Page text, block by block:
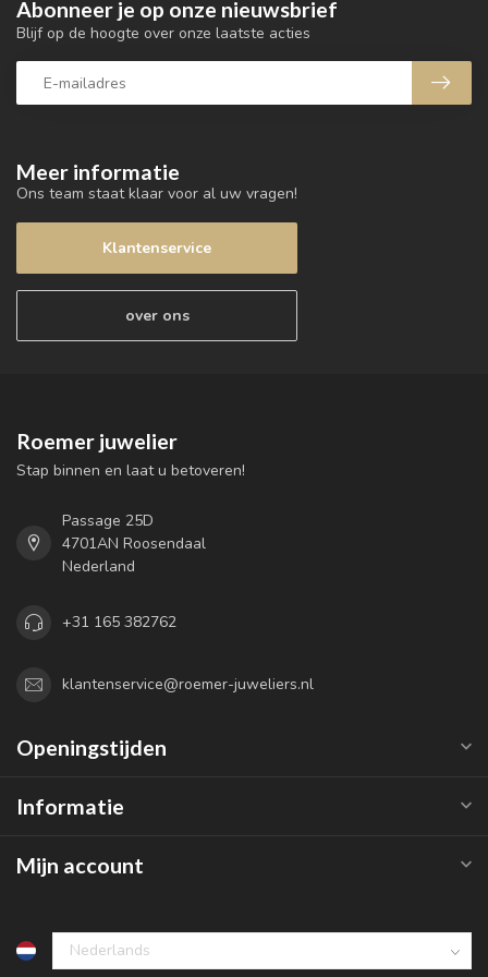
Meer informatie
Ons team staat klaar voor al uw vragen!
Klantenservice
over ons
Abonneer je op onze nieuwsbrief
Blijf op de hoogte over onze laatste acties
Roemer juwelier
Stap binnen en laat u betoveren!
Passage 25D
4701AN Roosendaal
Nederland
+31 165 382762
klantenservice@roemer-juweliers.nl
Openingstijden
Informatie
Mijn account